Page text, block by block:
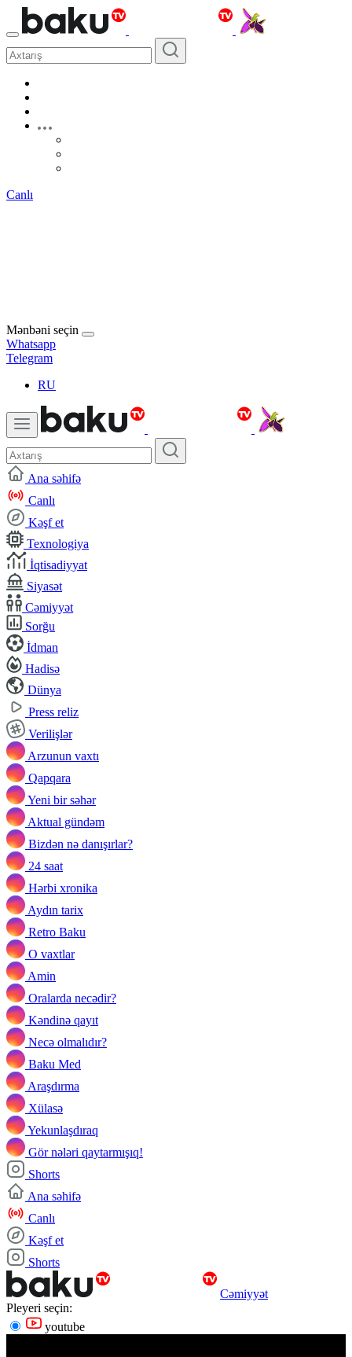
Canlı
Mənbəni seçin
Whatsapp
Telegram
RU
Ana səhifə
Canlı
Kəşf et
Texnologiya
İqtisadiyyat
Siyasət
Cəmiyyət
Sorğu
İdman
Hadisə
Dünya
Press reliz
Verilişlər
Arzunun vaxtı
Qapqara
Yeni bir səhər
Aktual gündəm
Bizdən nə danışırlar?
24 saat
Hərbi xronika
Aydın tarix
Retro Baku
O vaxtlar
Amin
Oralarda necədir?
Kəndinə qayıt
Necə olmalıdır?
Baku Med
Araşdırma
Xülasə
Yekunlaşdıraq
Gör nələri qaytarmışıq!
Shorts
Ana səhifə
Canlı
Kəşf et
Shorts
Cəmiyyət
Pleyeri seçin:
youtube